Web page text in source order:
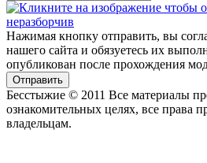
Нажимая кнопку отправить, вы
нашего сайта и обязуетесь их
опубликован после прохождения
Отправить
Бесстыжие © 2011 Все материалы
ознакомительных целях, все права
владельцам.